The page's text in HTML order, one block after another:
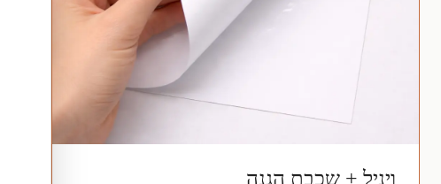
ויניל + שכבת הגנה